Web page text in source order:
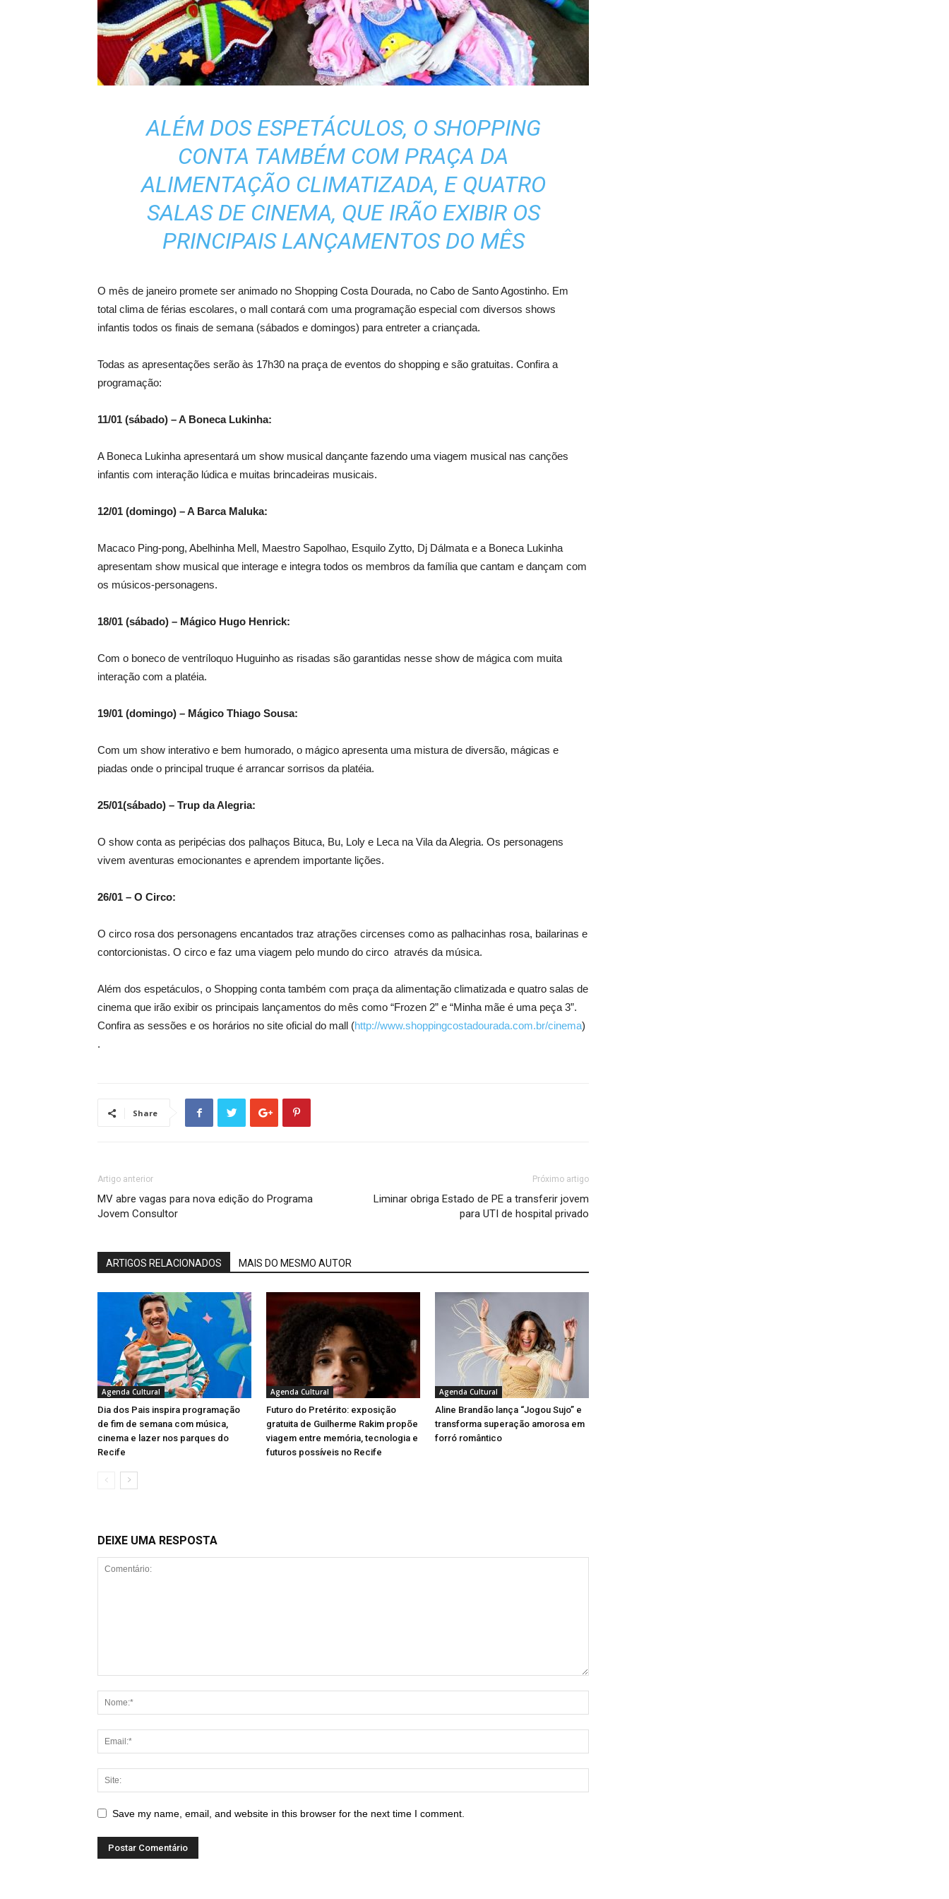
ALÉM DOS ESPETÁCULOS, O SHOPPING
CONTA TAMBÉM COM PRAÇA DA
ALIMENTAÇÃO CLIMATIZADA, E QUATRO
SALAS DE CINEMA, QUE IRÃO EXIBIR OS
PRINCIPAIS LANÇAMENTOS DO MÊS
O mês de janeiro promete ser animado no Shopping Costa Dourada, no Cabo de Santo Agostinho. Em
total clima de férias escolares, o mall contará com uma programação especial com diversos shows
infantis todos os finais de semana (sábados e domingos) para entreter a criançada.
Todas as apresentações serão às 17h30 na praça de eventos do shopping e são gratuitas. Confira a
programação:
11/01 (sábado) – A Boneca Lukinha:
A Boneca Lukinha apresentará um show musical dançante fazendo uma viagem musical nas canções
infantis com interação lúdica e muitas brincadeiras musicais.
12/01 (domingo) – A Barca Maluka:
Macaco Ping-pong, Abelhinha Mell, Maestro Sapolhao, Esquilo Zytto, Dj Dálmata e a Boneca Lukinha
apresentam show musical que interage e integra todos os membros da família que cantam e dançam com
os músicos-personagens.
18/01 (sábado) – Mágico Hugo Henrick:
Com o boneco de ventríloquo Huguinho as risadas são garantidas nesse show de mágica com muita
interação com a platéia.
19/01 (domingo) – Mágico Thiago Sousa:
Com um show interativo e bem humorado, o mágico apresenta uma mistura de diversão, mágicas e
piadas onde o principal truque é arrancar sorrisos da platéia.
25/01(sábado) – Trup da Alegria:
O show conta as peripécias dos palhaços Bituca, Bu, Loly e Leca na Vila da Alegria. Os personagens
vivem aventuras emocionantes e aprendem importante lições.
26/01 – O Circo:
O circo rosa dos personagens encantados traz atrações circenses como as palhacinhas rosa, bailarinas e
contorcionistas. O circo e faz uma viagem pelo mundo do circo através da música.
Além dos espetáculos, o Shopping conta também com praça da alimentação climatizada e quatro salas de
cinema que irão exibir os principais lançamentos do mês como “Frozen 2” e “Minha mãe é uma peça 3”.
Confira as sessões e os horários no site oficial do mall (http://www.shoppingcostadourada.com.br/cinema)
.
Share
Artigo anterior
MV abre vagas para nova edição do Programa
Jovem Consultor
Próximo artigo
Liminar obriga Estado de PE a transferir jovem
para UTI de hospital privado
ARTIGOS RELACIONADOS MAIS DO MESMO AUTOR
Agenda Cultural
Dia dos Pais inspira programação
de fim de semana com música,
cinema e lazer nos parques do
Recife
Agenda Cultural
Futuro do Pretérito: exposição
gratuita de Guilherme Rakim propõe
viagem entre memória, tecnologia e
futuros possíveis no Recife
Agenda Cultural
Aline Brandão lança “Jogou Sujo” e
transforma superação amorosa em
forró romântico
DEIXE UMA RESPOSTA
Save my name, email, and website in this browser for the next time I comment.